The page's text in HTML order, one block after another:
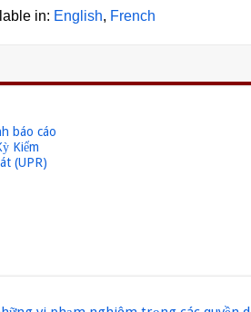
in: English French
báo cáo
Kiểm
(UPR)